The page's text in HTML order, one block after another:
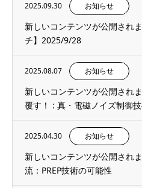
2025.09.30 お知らせ
新しいコンテンツが公開され
チ】2025/9/28
2025.08.07 お知らせ
新しいコンテンツが公開され
覆す！ : 真・電磁ノイズ制御
2025.04.30 お知らせ
新しいコンテンツが公開され
流：PREP技術の可能性